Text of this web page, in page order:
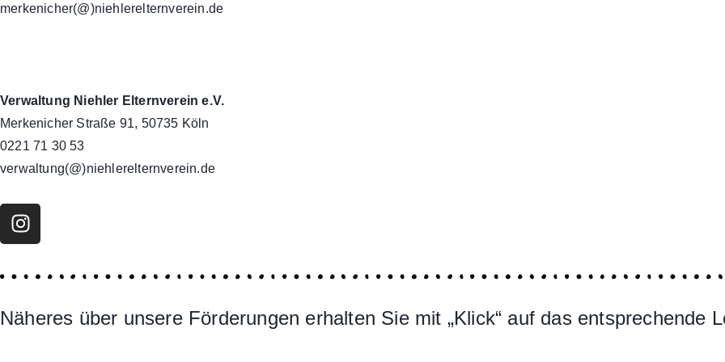
merkenicher(@)niehlerelternverein.de
Verwaltung Niehler Elternverein e.V.
Merkenicher Straße 91, 50735 Köln
0221 71 30 53
verwaltung(@)niehlerelternverein.de
Näheres über unsere Förderungen erhalten Sie mit „Klick“ auf das entsprechende